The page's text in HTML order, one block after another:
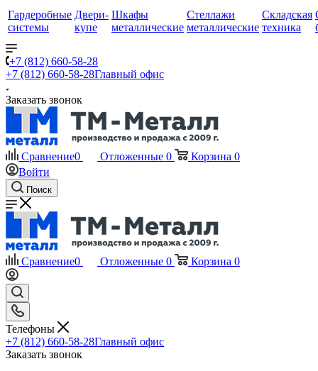
Гардеробные
системы
Двери-
купе
Шкафы
металлические
Стеллажи
металлические
Складская
техника
+7 (812) 660-58-28
+7 (812) 660-58-28Главный офис
Заказать звонок
Сравнение0 Отложенные 0 Корзина 0
Войти
Поиск
Сравнение0 Отложенные 0 Корзина 0
Телефоны
+7 (812) 660-58-28Главный офис
Заказать звонок